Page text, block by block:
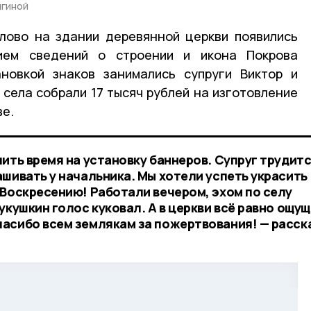
на здании деревянной церкви появились
сведений о строении и икона Покрова
знаков занимались супруги Виктор и
собрали 17 тысяч рублей на изготовление
время на установку баннеров. Супруг
у начальника. Мы хотели успеть украсить
Работали вечером, эхом по селу
голос куковал. А в церкви всё равно
всем землякам за пожертвования! —